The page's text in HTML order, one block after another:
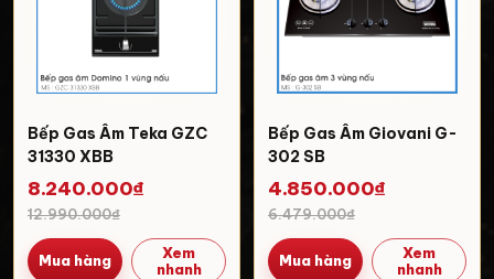
Bếp Gas Âm Teka GZC
31330 XBB
8.240.000₫
12.990.000₫
Mua hàng
Xem
nhanh
Bếp Gas Âm Giovani G-
302 SB
4.850.000₫
6.479.000₫
Mua hàng
Xem
nhanh